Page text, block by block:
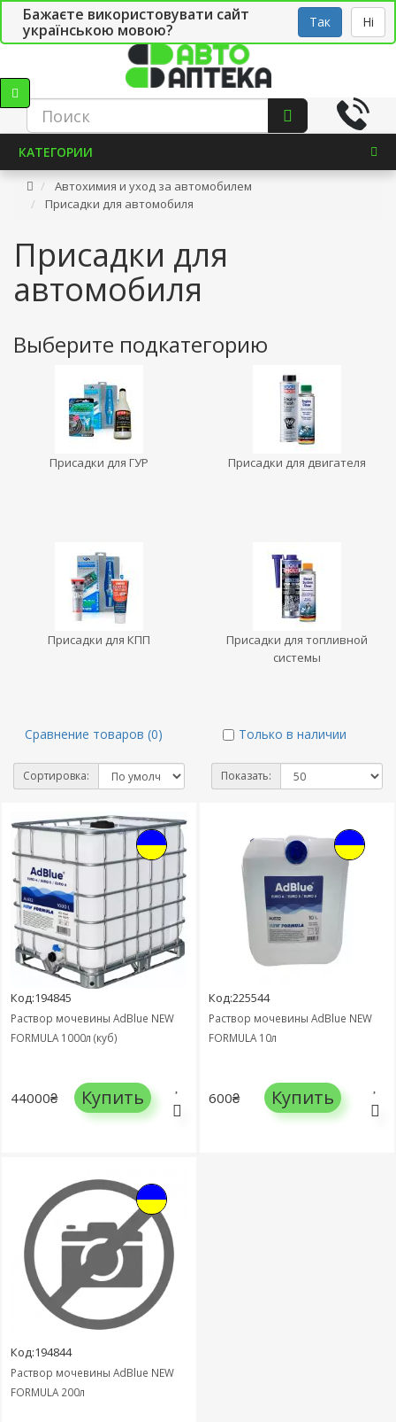
Бажаєте використовувати сайт
українською мовою?
Так Ні
СТО Укр
КАТЕГОРИИ
Автохимия и уход за автомобилем
Присадки для автомобиля
Присадки для
автомобиля
Выберите подкатегорию
Присадки для ГУР Присадки для двигателя
Присадки для КПП
Присадки для топливной
системы
Сравнение товаров (0) Только в наличии
Сортировка: Показать:
Код:194845
Раствор мочевины AdBlue NEW
FORMULA 1000л (куб)
44000₴ Купить
Код:225544
Раствор мочевины AdBlue NEW
FORMULA 10л
600₴ Купить
Код:194844
Раствор мочевины AdBlue NEW
FORMULA 200л